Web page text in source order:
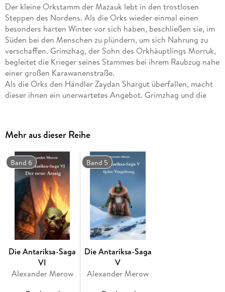
Der kleine Orkstamm der Mazauk lebt in den trostlosen
Steppen des Nordens. Als die Orks wieder einmal einen
besonders harten Winter vor sich haben, beschließen sie, im
Süden bei den Menschen zu plündern, um sich Nahrung zu
verschaffen. Grimzhag, der Sohn des Orkhäuptlings Morruk,
begleitet die Krieger seines Stammes bei ihrem Raubzug nahe
einer großen Karawanenstraße.
Als die Orks den Händler Zaydan Shargut überfallen, macht
dieser ihnen ein unerwartetes Angebot. Grimzhag und die
Ereignissen mit katastrophalen Folgen nimmt ihren Lauf. . .
Mehr aus dieser Reihe
Band 6
Die Antariksa-Saga
VI
Alexander Merow
Band 5
Die Antariksa-Saga
V
Alexander Merow